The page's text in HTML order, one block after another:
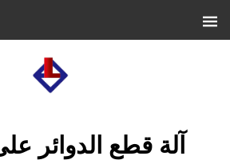
آلة قطع الدوائر